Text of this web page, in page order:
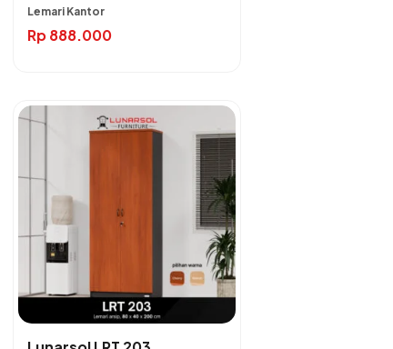
Lemari Kantor
Rp888.000